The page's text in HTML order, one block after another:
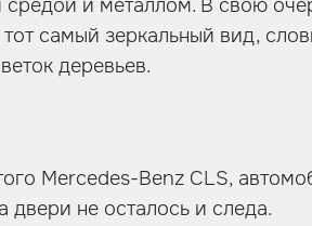
и металлом. В свою
тот самый зеркальный вид,
деревьев.
Mercedes-Benz CLS,
двери не осталось и следа.